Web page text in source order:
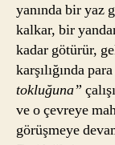
yanında bir yaz
kalkar, bir
kadar götürür,
karşılığında
tokluğuna”
ve o çevreye
görüşmeye